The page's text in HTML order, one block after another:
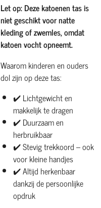
Let op: Deze katoenen tas is
niet geschikt voor natte
kleding of zwemles, omdat
katoen vocht opneemt.
Waarom kinderen en ouders
dol zijn op deze tas:
✔️ Lichtgewicht en
makkelijk te dragen
✔️ Duurzaam en
herbruikbaar
✔️ Stevig trekkoord – ook
voor kleine handjes
✔️ Altijd herkenbaar
dankzij de persoonlijke
opdruk